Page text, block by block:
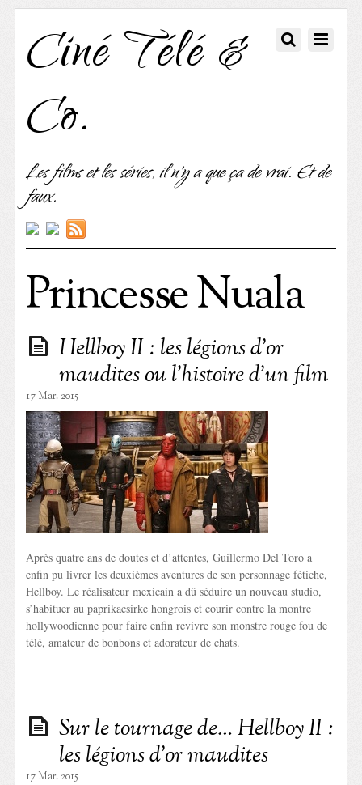
Ciné Télé &
Co.
Les films et les séries, il n'y a que ça de vrai. Et de
faux.
Princesse Nuala
Hellboy II : les légions d’or
maudites ou l’histoire d’un film
17 Mar. 2015
Après quatre ans de doutes et d’attentes, Guillermo Del Toro a
enfin pu livrer les deuxièmes aventures de son personnage fétiche,
Hellboy. Le réalisateur mexicain a dû séduire un nouveau studio,
s’habituer au paprikacsirke hongrois et courir contre la montre
hollywoodienne pour faire enfin revivre son monstre rouge fou de
télé, amateur de bonbons et adorateur de chats.
Sur le tournage de… Hellboy II :
les légions d’or maudites
17 Mar. 2015